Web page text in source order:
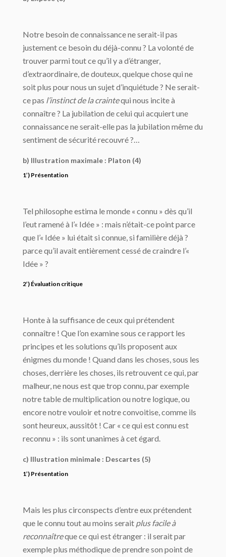
Notre besoin de connaissance ne serait-il pas
justement ce besoin du déjà-connu ? La volonté de
trouver parmi tout ce qu’il y a d’étranger,
d’extraordinaire, de douteux, quelque chose qui ne
soit plus pour nous un sujet d’inquiétude ? Ne serait-
ce pas l’instinct de la craintequi nous incite à
connaître ? La jubilation de celui qui acquiert une
connaissance ne serait-elle pas la jubilation même du
sentiment de sécurité recouvré ?…
b) Illustration maximale : Platon (4)
1’) Présentation
Tel philosophe estima le monde « connu » dès qu’il
l’eut ramené à l’« Idée » : mais n’était-ce point parce
que l’« Idée » lui était si connue, si familière déjà ?
parce qu’il avait entièrement cessé de craindre l’«
Idée » ?
2’) Évaluation critique
Honte à la suffisance de ceux qui prétendent
connaître ! Que l’on examine sous ce rapport les
principes et les solutions qu’ils proposent aux
énigmes du monde ! Quand dans les choses, sous les
choses, derrière les choses, ils retrouvent ce qui, par
malheur, ne nous est que trop connu, par exemple
notre table de multiplication ou notre logique, ou
encore notre vouloir et notre convoitise, comme ils
sont heureux, aussitôt ! Car « ce qui est connu est
reconnu » : ils sont unanimes à cet égard.
c) Illustration minimale : Descartes (5)
1’) Présentation
Mais les plus circonspects d’entre eux prétendent
que le connu tout au moins serait plus facile à
reconnaîtreque ce qui est étranger : il serait par
exemple plus méthodique de prendre son point de